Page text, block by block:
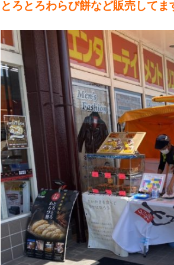
とろとろわらび餅など販売してま